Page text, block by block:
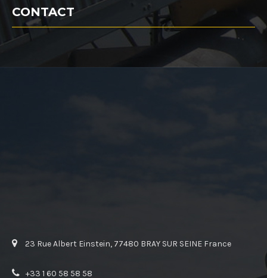
CONTACT
23 Rue Albert Einstein, 77480 BRAY SUR SEINE France
+33 1 60 58 58 58